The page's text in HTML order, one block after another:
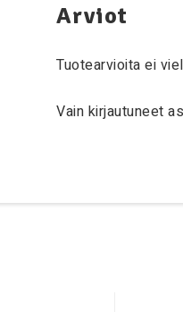
Arviot
Tuotearvioita ei
Vain kirjautuneet